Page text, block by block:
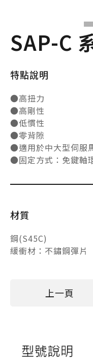
SAP-C
特點說明
●高扭力
●高剛性
●低慣性
●零背隙
●適用於中大型伺服
●固定方式：免鍵軸
材質
鋼(S45C)
緩衝材：不鏽鋼彈片
上一頁